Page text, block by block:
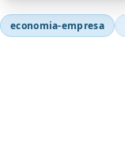
economia-empresa